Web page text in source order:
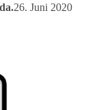
26. Juni 2020